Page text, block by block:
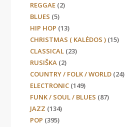
REGGAE (2)
BLUES (5)
HIP HOP (13)
CHRISTMAS ( KALĖDOS ) (15)
CLASSICAL (23)
RUSIŠKA (2)
COUNTRY / FOLK / WORLD (24)
ELECTRONIC (149)
FUNK / SOUL / BLUES (87)
JAZZ (134)
POP (395)